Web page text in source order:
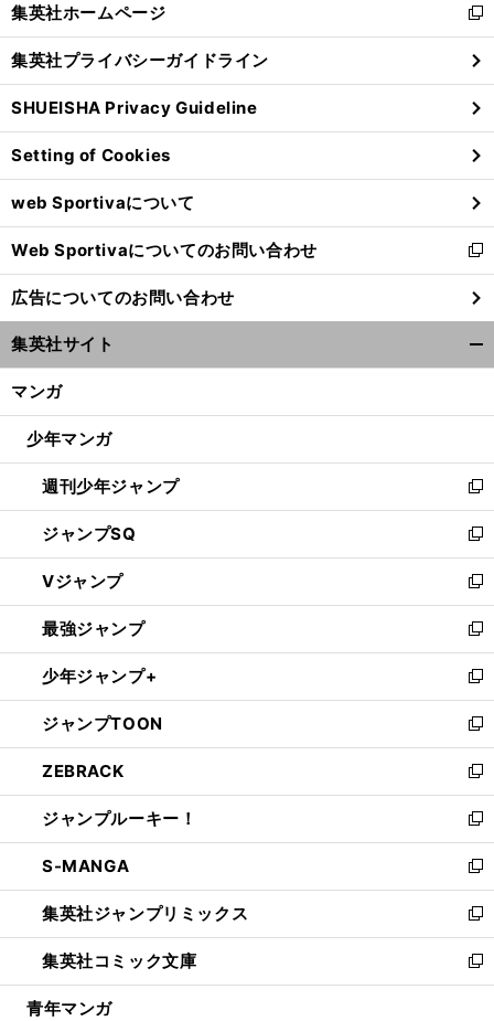
前
閉
る
集英社ホームページ
新
し
い
ウ
ィ
ン
ド
ウ
で
開
く
集英社プライバシーガイドライン
SHUEISHA Privacy Guideline
Setting of Cookies
web Sportivaについて
Web Sportivaについてのお問い合わせ
新
し
い
ウ
ィ
ン
ウ
開
く
広告についてのお問い合わせ
集英社サイト
マンガ
少年マンガ
週刊少年ジャンプ
新
し
い
ウ
ィ
ン
ド
ウ
で
開
く
ジャンプSQ
新
し
い
ウ
ィ
ン
ド
ウ
で
開
く
Vジャンプ
新
し
い
ウ
ィ
ン
ド
ウ
で
開
く
最強ジャンプ
新
し
い
ウ
ィ
ン
ド
ウ
で
開
く
少年ジャンプ+
新
し
い
ウ
ィ
ン
ド
ウ
で
開
く
ジャンプTOON
新
し
い
ウ
ィ
ン
ド
ウ
で
開
く
ZEBRACK
新
し
い
ウ
ィ
ン
ド
ウ
で
開
ジャンプルーキー！
新
し
い
ウ
ィ
ン
ド
ウ
S-MANGA
新
し
い
ウ
ィ
ン
集英社ジャンプリミックス
新
し
い
ウ
集英社コミック文庫
新
し
青年マンガ